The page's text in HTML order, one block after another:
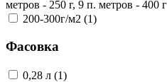
метров - 250 г, 9 п. метров - 400
200-300г/м2 (1)
Фасовка
0,28 л (1)